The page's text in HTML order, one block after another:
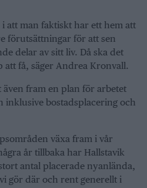
att man faktiskt har ett hem att
förutsättningar för att sen
delar av sitt liv. Då ska det
att få, säger Andrea Kronvall.
även fram en plan för arbetet
inklusive bostadsplacering och
växa fram i vår
år tillbaka har Hallstavik
antal placerade nyanlända,
gör där och rent generellt i